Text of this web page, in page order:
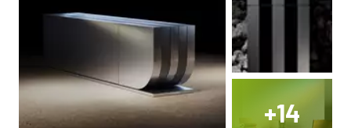
+14